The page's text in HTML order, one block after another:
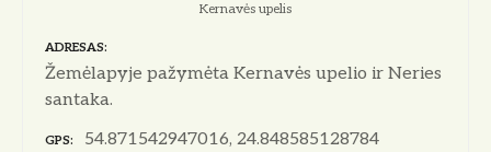
Kernavės upelis
ADRESAS
Žemėlapyje pažymėta Kernavės upelio ir Neries
santaka.
GPS 54.871542947016, 24.848585128784